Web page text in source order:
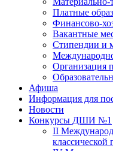
Платные
Финансово-
Вакантные
Стипендии и
Организация
Афиша
Информация для
Новости
Конкурсы ДШИ №1
II
классической